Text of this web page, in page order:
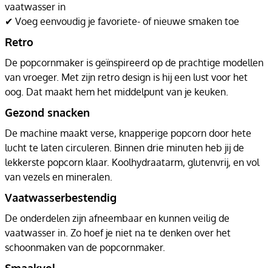
vaatwasser in
✔ Voeg eenvoudig je favoriete- of nieuwe smaken toe
Retro
De popcornmaker is geïnspireerd op de prachtige modellen
van vroeger. Met zijn retro design is hij een lust voor het
oog. Dat maakt hem het middelpunt van je keuken.
Gezond snacken
De machine maakt verse, knapperige popcorn door hete
lucht te laten circuleren. Binnen drie minuten heb jij de
lekkerste popcorn klaar. Koolhydraatarm, glutenvrij, en vol
van vezels en mineralen.
Vaatwasserbestendig
De onderdelen zijn afneembaar en kunnen veilig de
vaatwasser in. Zo hoef je niet na te denken over het
schoonmaken van de popcornmaker.